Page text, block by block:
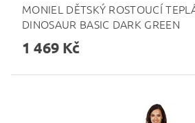
MONIEL DĚTSKÝ ROSTOUCÍ
DINOSAUR BASIC DARK GREEN
1 469 Kč